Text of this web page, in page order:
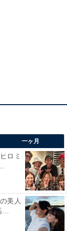
一ヶ月
ロミ
美人
...